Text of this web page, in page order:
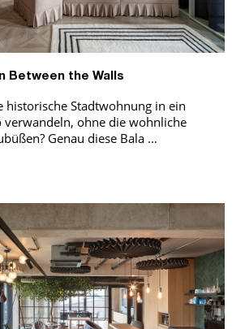
Between the Walls
historische Stadtwohnung in ein
ohne die wohnliche
Genau diese Bala …